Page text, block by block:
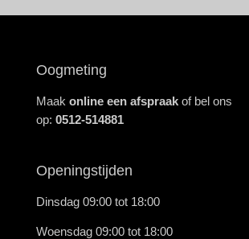
Oogmeting
Maakonline een afspraak of bel ons
op:0512-514881
Openingstijden
Dinsdag 09:00 tot 18:00
Woensdag 09:00 tot 18:00